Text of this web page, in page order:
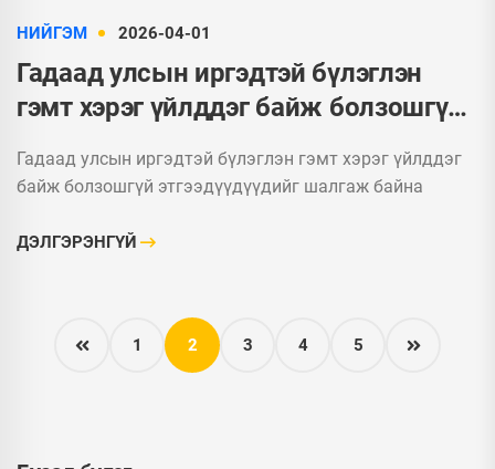
НИЙГЭМ 2026-04-01
Гадаад улсын иргэдтэй бүлэглэн
гэмт хэрэг үйлддэг байж болзошгүй
Гадаад улсын иргэдтэй бүлэглэн гэмт хэрэг үйлддэг
байж болзошгүй этгээдүүдүүдийг шалгаж байна
ДЭЛГЭРЭНГҮЙ
1 2 3 4 5